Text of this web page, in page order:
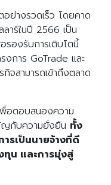
ย่างรวดเร็ว โดยคาด
าร์ในปี 2566 เป็น
องรับการเติบโตนี้
งการ GoTrade และ
จสามารถเข้าถึงตลาด
อตอบสนองความ
ญกับความยั่งยืน ทั้ง
รเป็นนายจ้างที่ดี
ทุน และการมุ่งสู่